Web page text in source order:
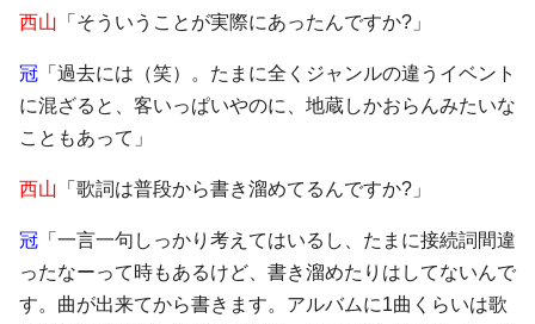
西山 「そういうことが実際にあったんですか?」
冠 「過去には（笑）。たまに全くジャンルの違うイベント
に混ざると、客いっぱいやのに、地蔵しかおらんみたいな
こともあって」
西山 「歌詞は普段から書き溜めてるんですか?」
冠 「一言一句しっかり考えてはいるし、たまに接続詞間違
ったなーって時もあるけど、書き溜めたりはしてないんで
す。曲が出来てから書きます。アルバムに1曲くらいは歌